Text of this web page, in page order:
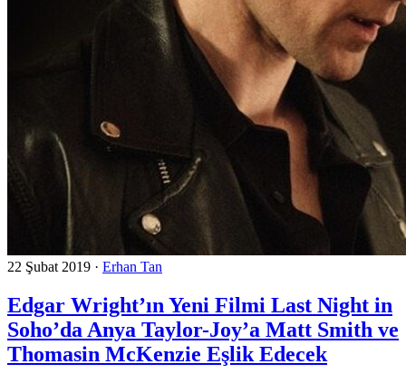
22 Şubat 2019 · Erhan Tan
Edgar Wright’ın Yeni Filmi Last Night in
Soho’da Anya Taylor-Joy’a Matt Smith ve
Thomasin McKenzie Eşlik Edecek